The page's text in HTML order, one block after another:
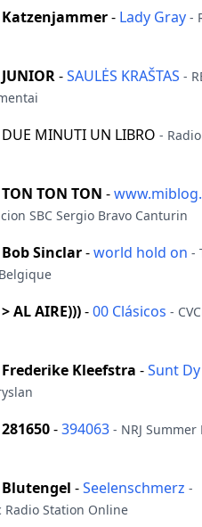
Katzenjammer- Lady Gray -
JUNIOR-SAULĖS KRAŠTAS -
DUE MINUTI UN LIBRO - Radio
TON TON TON -
SBC Sergio Bravo Canturin
Bob Sinclar-world hold on -
> AL AIRE)))-00 Clásicos -
Frederike Kleefstra -Sunt
281650-394063 - NRJ Summer
Blutengel -Seelenschmerz -
Radio Station Online